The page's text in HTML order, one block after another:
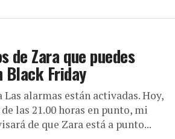
de Zara que puedes
Black Friday
Las alarmas están activadas. Hoy,
las 21.00 horas en punto, mi
de que Zara está a punto...